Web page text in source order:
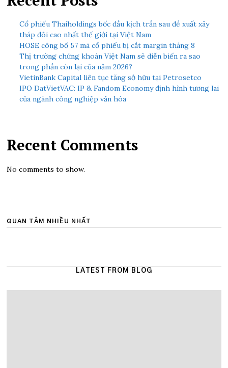
Cổ phiếu Thaiholdings bốc đầu kịch trần sau đề xuất xây
tháp đôi cao nhất thế giới tại Việt Nam
HOSE công bố 57 mã cổ phiếu bị cắt margin tháng 8
Thị trường chứng khoán Việt Nam sẽ diễn biến ra sao
trong phần còn lại của năm 2026?
VietinBank Capital liên tục tăng sở hữu tại Petrosetco
IPO DatVietVAC: IP & Fandom Economy định hình tương lai
của ngành công nghiệp văn hóa
Recent Comments
No comments to show.
QUAN TÂM NHIỀU NHẤT
LATEST FROM BLOG